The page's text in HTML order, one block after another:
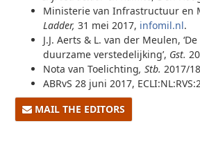
Ministerie van Infrastructuur en
Ladder, 31 mei 2017, infomil.nl.
J.J. Aerts & L. van der Meulen,
duurzame verstedelijking’, Gst.
Nota van Toelichting, Stb. 2017/
ABRvS 28 juni 2017,
MAIL THE EDITORS